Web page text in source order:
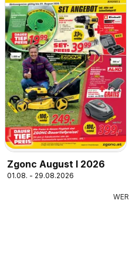
Zgonc August I 2026
01.08. - 29.08.2026